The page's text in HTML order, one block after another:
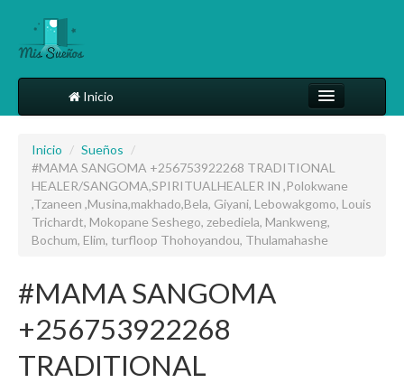
Inicio
Diccionario
Más
Inicio / Sueños /
#MAMA SANGOMA +256753922268 TRADITIONAL
HEALER/SANGOMA,SPIRITUALHEALER IN ,Polokwane
,Tzaneen ,Musina,makhado,Bela, Giyani, Lebowakgomo, Louis
Trichardt, Mokopane Seshego, zebediela, Mankweng,
Bochum, Elim, turfloop Thohoyandou, Thulamahashe
#MAMA SANGOMA
+256753922268
TRADITIONAL